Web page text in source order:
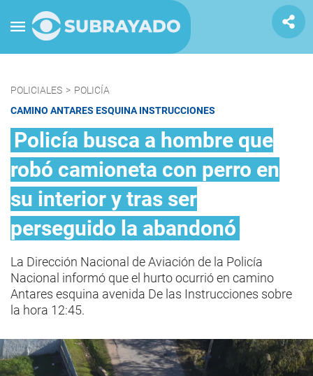
POLICIALES > POLICÍA
CAMINO ANTARES ESQUINA INSTRUCCIONES
Policía busca a hombre que
robó camioneta con perro en
su interior y tras ser
perseguido la abandonó
La Dirección Nacional de Aviación de la Policía
Nacional informó que el hurto ocurrió en camino
Antares esquina avenida De las Instrucciones sobre
la hora 12:45.